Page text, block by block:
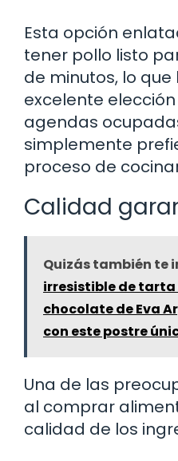
Esta opción
tener pollo listo
de minutos, lo
excelente
agendas
simplemente
proceso de
Calidad
Quizás también te
irresistible de
chocolate de Eva
con este postre
Una de las
al comprar
calidad de los